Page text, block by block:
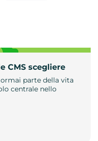
CMS scegliere
parte della vita
centrale nello